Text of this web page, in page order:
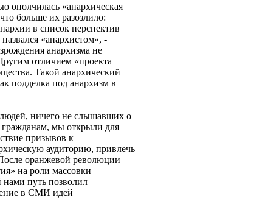
ополчилась «анархическая
больше их разозлило:
в список перспектив
«анархистом», -
анархизма не
отличием «проекта
Такой анархический
подделка под анархизм в
людей, ничего не слышавших о
гражданам, мы открыли для
призывов к
аудиторию, привлечь
оранжевой революции
на роли массовки
путь позволил
в СМИ идей